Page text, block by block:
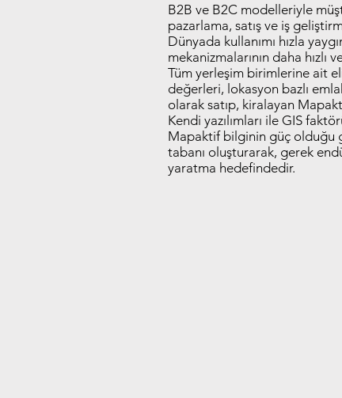
B2B ve B2C modelleriyle
pazarlama, satış ve iş
Dünyada kullanımı hızla
mekanizmalarının daha hızlı
Tüm yerleşim birimlerine ait
değerleri, lokasyon bazlı
olarak satıp, kiralayan
Kendi yazılımları ile GIS
Mapaktif bilginin güç olduğu
tabanı oluşturarak, gerek
yaratma hedefindedir.